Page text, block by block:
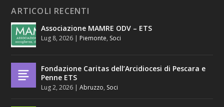
ARTICOLI RECENTI
Associazione MAMRE ODV – ETS
Lug 8, 2026 | Piemonte, Soci
Fondazione Caritas dell’Arcidiocesi di Pescara e
Penne ETS
Lug 2, 2026 |Abruzzo, Soci